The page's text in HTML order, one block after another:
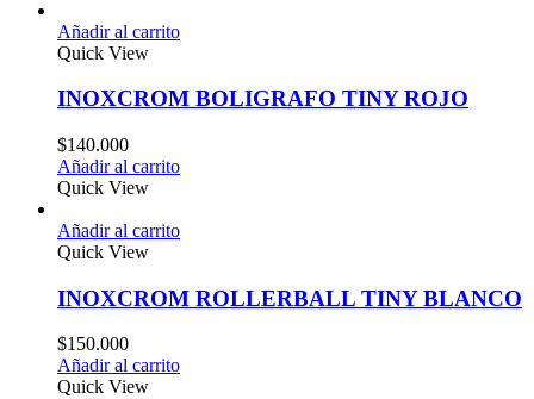
Añadir al carrito
Quick View
INOXCROM BOLIGRAFO TINY ROJO
$140.000
Añadir al carrito
Quick View
Añadir al carrito
Quick View
INOXCROM ROLLERBALL TINY BLANCO
$150.000
Añadir al carrito
Quick View